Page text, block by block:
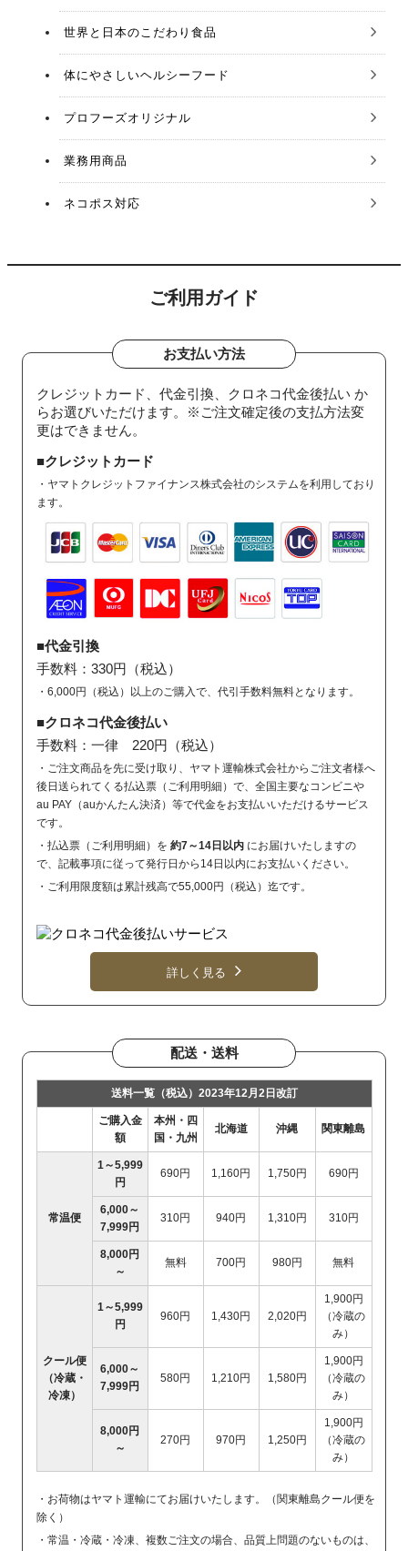
世界と日本のこだわり食品
体にやさしいヘルシーフード
プロフーズオリジナル
業務用商品
ネコポス対応
ご利用ガイド
お支払い方法
クレジットカード、代金引換、クロネコ代金後払い か
らお選びいただけます。※ご注文確定後の支払方法変
更はできません。
■クレジットカード
・ヤマトクレジットファイナンス株式会社のシステムを利用しており
ます。
■代金引換
手数料：330円（税込）
・6,000円（税込）以上のご購入で、代引手数料無料となります。
■クロネコ代金後払い
手数料：一律 220円（税込）
・ご注文商品を先に受け取り、ヤマト運輸株式会社からご注文者様へ
後日送られてくる払込票（ご利用明細）で、全国主要なコンビニや
au PAY（auかんたん決済）等で代金をお支払いいただけるサービス
です。
・払込票（ご利用明細）を約7～14日以内 にお届けいたしますの
で、記載事項に従って発行日から14日以内にお支払いください。
・ご利用限度額は累計残高で55,000円（税込）迄です。
詳しく見る
配送・送料
送料一覧（税込）2023年12月2日改訂
ご購入金
額
本州・四
国・九州
北海道 沖縄 関東離島
常温便
1～5,999
円
690円 1,160円 1,750円 690円
6,000～
7,999円
310円 940円 1,310円 310円
8,000円
～
無料 700円 980円 無料
クール便
（冷蔵・
冷凍）
1～5,999
円
960円 1,430円 2,020円
1,900円
（冷蔵の
み）
6,000～
7,999円
580円 1,210円 1,580円
1,900円
（冷蔵の
み）
8,000円
～
270円 970円 1,250円
1,900円
（冷蔵の
み）
・お荷物はヤマト運輸にてお届けいたします。（関東離島クール便を
除く）
・常温・冷蔵・冷凍、複数ご注文の場合、品質上問題のないものは、